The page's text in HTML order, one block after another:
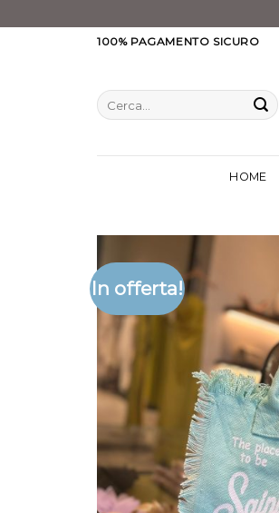
100% PAGAMENTO SICURO
Cerca:
HOME
In offerta!